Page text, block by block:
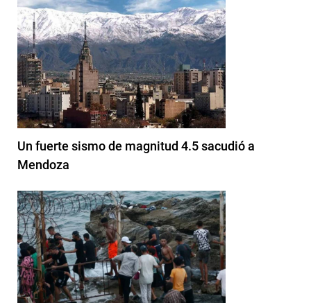
Un fuerte sismo de magnitud 4.5 sacudió a
Mendoza